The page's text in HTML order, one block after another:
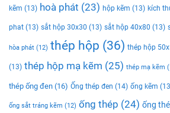
kẽm (13) hoà phát (23) hộp kẽm (13) kích
phat (13) sắt hộp 30x30 (13) sắt hộp 40x80 (13)
hòa phát (12) thép hộp (36) thép hộp
(13) thép hộp mạ kẽm (25) thép mạ kẽm
thép ống đen (16) Ống thép đen (14) ống kẽm
ống sắt tráng kẽm (12) ống thép (24) ống